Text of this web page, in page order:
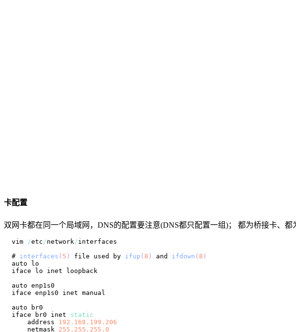
卡配置
双网卡都在同一个局域网，DNS的配置要注意(DNS都只配置一组)； 都为桥接卡、
vim /etc /network /
# interfaces ( 5 ) file used by ifup ( 8 ) and ifdown ( 8 )
iface br0 inet static
    address
192.168 .199 .206
    netmask
255.255 .255 .0